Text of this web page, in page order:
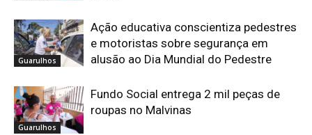
Guarulhos
Ação educativa conscientiza pedestres
e motoristas sobre segurança em
alusão ao Dia Mundial do Pedestre
Guarulhos
Fundo Social entrega 2 mil peças de
roupas no Malvinas